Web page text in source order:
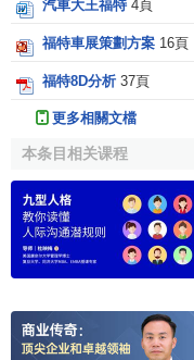
件或產品的一個部分，
通過網路與其他企業相
3、消費者主權論
先進的科技知識去創造
進行創新速度的革命。
新競爭中，消費者的潛
化。而企業通過技術的
足夠的利潤水平。但由
4、彈性生產。按
汽車大王福特 4頁
福特車展策劃方案 16頁
福特8D分析 37頁
更多相關文檔
本条目相关课程